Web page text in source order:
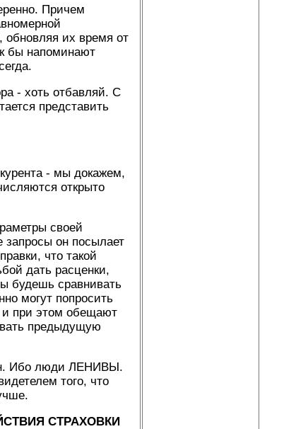
Причем
обновляя их время от
бы напоминают
- хоть отбавляй. С
представить
- мы докажем,
открыто
своей
он посылает
что такой
дать расценки,
будешь сравнивать
могут попросить
и при этом обещают
предыдущую
Ибо люди ЛЕНИВЫ.
того, что
СТРАХОВКИ